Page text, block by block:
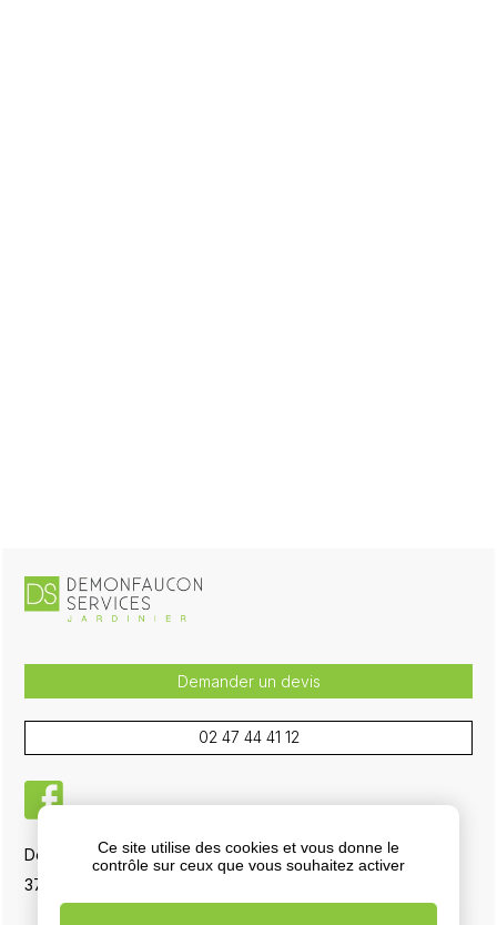
Demander un devis
02 47 44 41 12
facebook
Demonfaucon Services, 5 La Boisselière RD 751
37700 La Ville-aux-Dames
Ce site utilise des cookies et vous donne le
contrôle sur ceux que vous souhaitez activer